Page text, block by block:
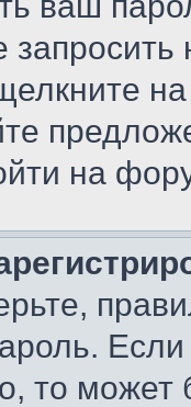
на
то может